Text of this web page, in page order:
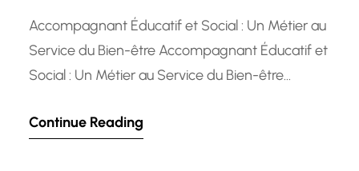
Accompagnant Éducatif et Social : Un Métier au
Service du Bien-être Accompagnant Éducatif et
Social : Un Métier au Service du Bien-être
professionnel essentiel dans le domaine du
Continue Reading